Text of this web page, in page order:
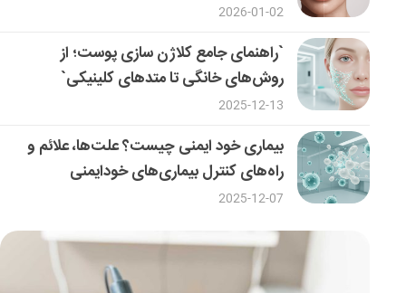
2026-01-02
`راهنمای جامع کلاژن سازی پوست؛ از
روش‌های خانگی تا متدهای کلینیکی`
2025-12-13
بیماری خود ایمنی چیست؟ علت‌ها، علائم و
راه‌های کنترل بیماری‌های خودایمنی
2025-12-07